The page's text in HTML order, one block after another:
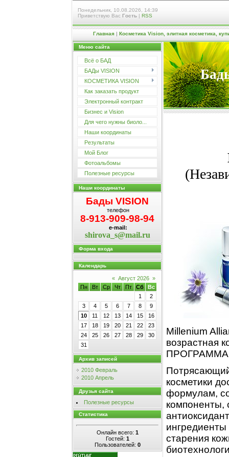
Понедельник, 10.08.2026, 14:39
Приветствую Вас Гость | RSS
Главная| Косметика Vision, элитная косметика,
Меню сайта
Всё о БАД
БАДы VISION
КОСМЕТИКА VISION
Как заказать продукт
Электронный контракт
Бизнес и Vision
Для чего нужны биоло...
Наши координаты
Результаты
Мой Блог
Фотоальбомы
Полезные ресурсы
Наши координаты
Бады VISION
телефон
8-913-909-98-94
e-mail:
shirova_s@mail.ru
Форма входа
Календарь
« Август 2026 »
Пн
Вт Ср Чт Пт Сб
Вс
1
2
3
4 5 6 7 8
9
10
11 12 13 14 15
16
17
18 19 20 21 22
23
24
25 26 27 28 29
30
31
Архив записей
2010 Февраль
2010 Апрель
Друзья сайта
Полезные ресурсы
Статистика
Онлайн всего: 1
Гостей: 1
Пользователей: 0
Millenium
возрастная
косметики
формулам,
компоненты,
старения